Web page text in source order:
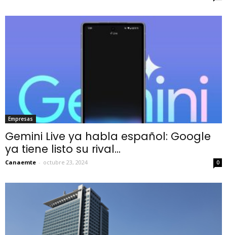
Empresas
Gemini Live ya habla español: Google
ya tiene listo su rival...
Canaemte - octubre 23, 2024 0